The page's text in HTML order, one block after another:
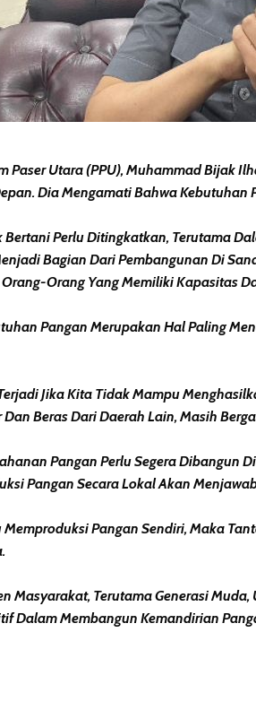
Paser Utara (PPU), Muhammad
Dia Mengamati Bahwa
Perlu Ditingkatkan, Terutama
Bagian Dari Pembangunan Di
Orang Yang Memiliki Kapasitas
Pangan Merupakan Hal Paling
Jika Kita Tidak Mampu
Beras Dari Daerah Lain, Masih
Pangan Perlu Segera Dibangun
Pangan Secara Lokal Akan
Memproduksi Pangan Sendiri, Maka
Masyarakat, Terutama Generasi
Dalam Membangun Kemandirian